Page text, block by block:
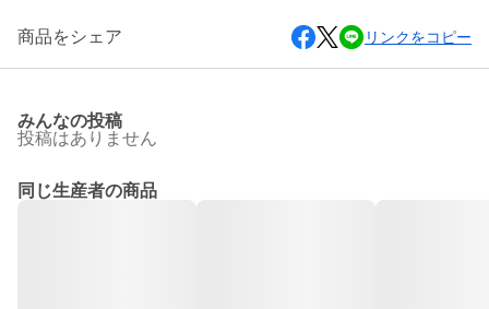
商品をシェア リンクをコピー
みんなの投稿
投稿はありません
同じ生産者の商品